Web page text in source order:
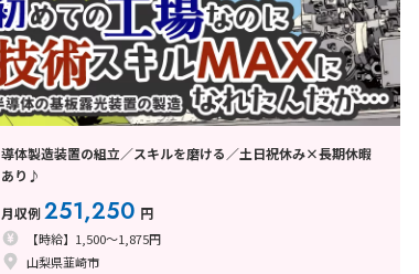
導体製造装置の組立／スキルを磨ける／土日祝休み×長期休暇
あり♪
月収例251,250 円
【時給】1,500～1,875円
山梨県韮崎市